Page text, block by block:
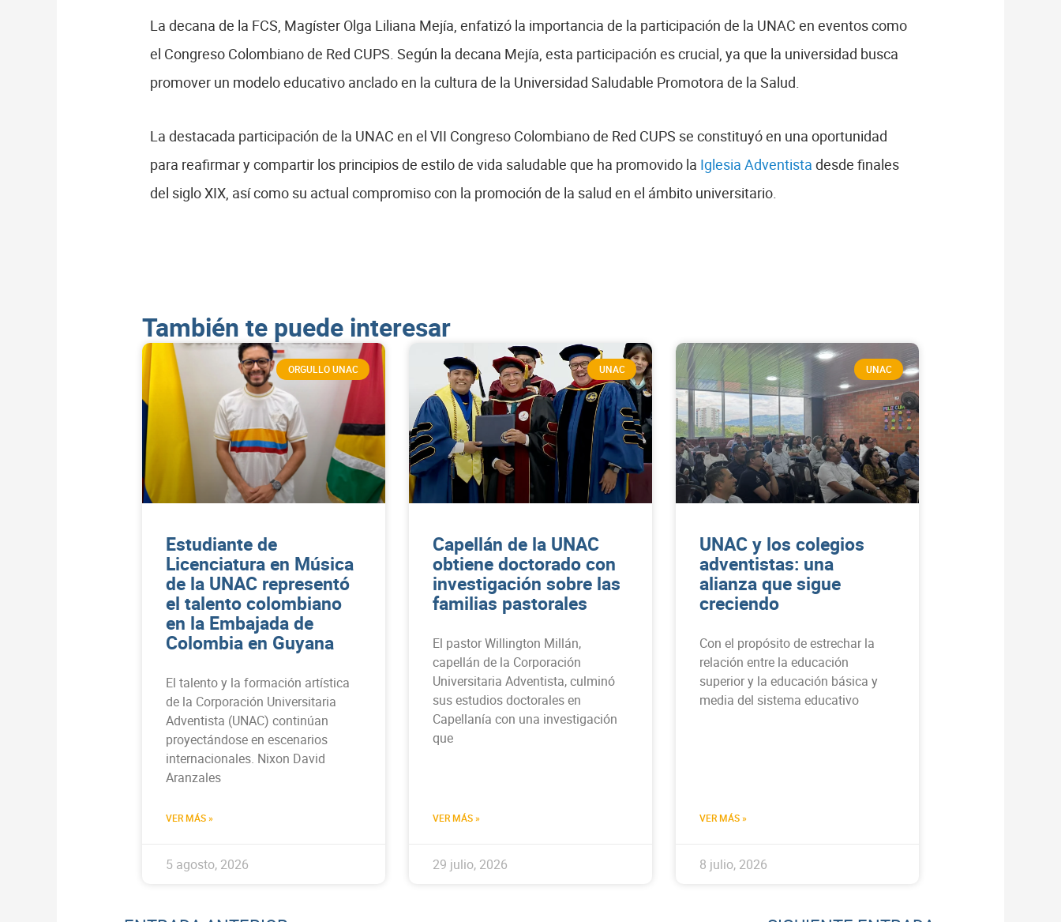
La decana de la FCS, Magíster Olga Liliana Mejía, enfatizó la importancia de la participación de la UNAC en eventos como
el Congreso Colombiano de Red CUPS. Según la decana Mejía, esta participación es crucial, ya que la universidad busca
promover un modelo educativo anclado en la cultura de la Universidad Saludable Promotora de la Salud.
La destacada participación de la UNAC en el VII Congreso Colombiano de Red CUPS se constituyó en una oportunidad
para reafirmar y compartir los principios de estilo de vida saludable que ha promovido la Iglesia Adventista desde finales
del siglo XIX, así como su actual compromiso con la promoción de la salud en el ámbito universitario.
También te puede interesar
ORGULLO UNAC
Estudiante de
Licenciatura en Música
de la UNAC representó
el talento colombiano
en la Embajada de
Colombia en Guyana
El talento y la formación artística
de la Corporación Universitaria
Adventista (UNAC) continúan
proyectándose en escenarios
internacionales. Nixon David
Aranzales
VER MÁS »
5 agosto, 2026
UNAC
Capellán de la UNAC
obtiene doctorado con
investigación sobre las
familias pastorales
El pastor Willington Millán,
capellán de la Corporación
Universitaria Adventista, culminó
sus estudios doctorales en
Capellanía con una investigación
que
VER MÁS »
29 julio, 2026
UNAC
UNAC y los colegios
adventistas: una
alianza que sigue
creciendo
Con el propósito de estrechar la
relación entre la educación
superior y la educación básica y
media del sistema educativo
VER MÁS »
8 julio, 2026